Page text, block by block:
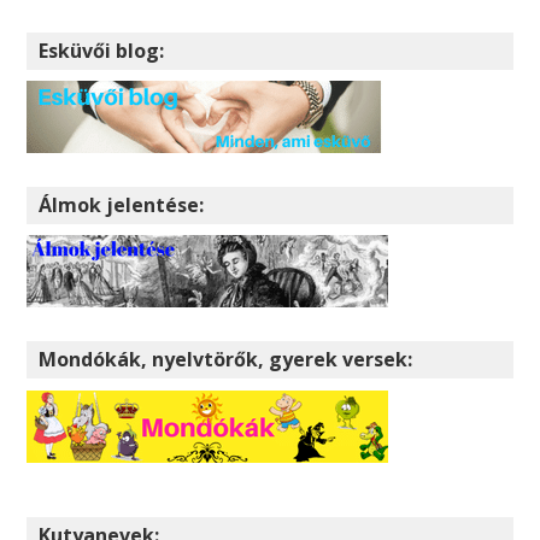
Esküvői blog:
Álmok jelentése:
Mondókák, nyelvtörők, gyerek versek:
Kutyanevek: